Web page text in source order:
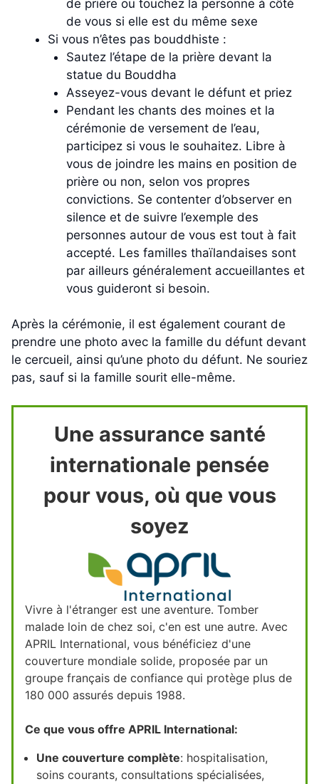
de prière ou touchez la personne à côté
de vous si elle est du même sexe
Si vous n’êtes pas bouddhiste :
Sautez l’étape de la prière devant la
statue du Bouddha
Asseyez-vous devant le défunt et priez
Pendant les chants des moines et la
cérémonie de versement de l’eau,
participez si vous le souhaitez. Libre à
vous de joindre les mains en position de
prière ou non, selon vos propres
convictions. Se contenter d’observer en
silence et de suivre l’exemple des
personnes autour de vous est tout à fait
accepté. Les familles thaïlandaises sont
par ailleurs généralement accueillantes et
vous guideront si besoin.
Après la cérémonie, il est également courant de
prendre une photo avec la famille du défunt devant
le cercueil, ainsi qu’une photo du défunt. Ne souriez
pas, sauf si la famille sourit elle-même.
Une assurance santé
internationale pensée
pour vous, où que vous
soyez
Vivre à l'étranger est une aventure. Tomber
malade loin de chez soi, c'en est une autre. Avec
APRIL International, vous bénéficiez d'une
couverture mondiale solide, proposée par un
groupe français de confiance qui protège plus de
180 000 assurés depuis 1988.
Ce que vous offre APRIL International:
Une couverture complète: hospitalisation,
soins courants, consultations spécialisées,